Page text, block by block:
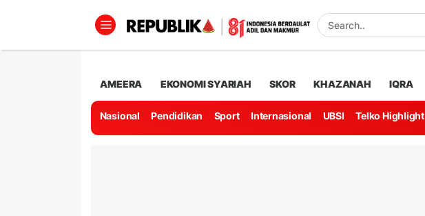
AMEERA EKONOMI SYARIAH SKOR KHAZANAH IQRA
Nasional Pendidikan Sport Internasional UBSI Telko Highlight